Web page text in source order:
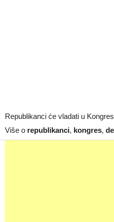
Republikanci će vladati u
Više o republikanci, kongres,